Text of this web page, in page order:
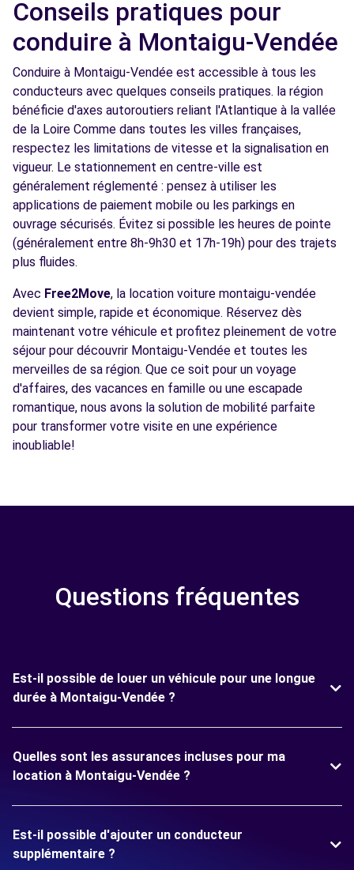
Conseils pratiques pour
conduire à Montaigu-Vendée
Conduire à Montaigu-Vendée est accessible à tous les
conducteurs avec quelques conseils pratiques. la région
bénéficie d'axes autoroutiers reliant l'Atlantique à la vallée
de la Loire Comme dans toutes les villes françaises,
respectez les limitations de vitesse et la signalisation en
vigueur. Le stationnement en centre-ville est
généralement réglementé : pensez à utiliser les
applications de paiement mobile ou les parkings en
ouvrage sécurisés. Évitez si possible les heures de pointe
(généralement entre 8h-9h30 et 17h-19h) pour des trajets
plus fluides.
Avec Free2Move, la location voiture montaigu-vendée
devient simple, rapide et économique. Réservez dès
maintenant votre véhicule et profitez pleinement de votre
séjour pour découvrir Montaigu-Vendée et toutes les
merveilles de sa région. Que ce soit pour un voyage
d'affaires, des vacances en famille ou une escapade
romantique, nous avons la solution de mobilité parfaite
pour transformer votre visite en une expérience
inoubliable!
Questions fréquentes
Est-il possible de louer un véhicule pour une longue
durée à Montaigu-Vendée ?
Quelles sont les assurances incluses pour ma
location à Montaigu-Vendée ?
Est-il possible d'ajouter un conducteur
supplémentaire ?